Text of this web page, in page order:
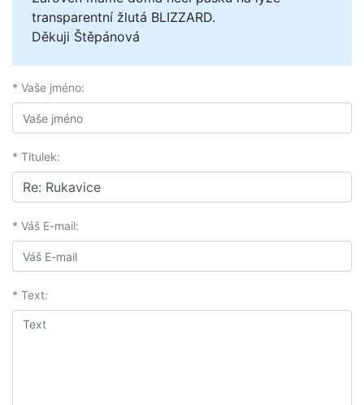
transparentní žlutá BLIZZARD.
Děkuji Štěpánová
* Vaše jméno:
* Titulek:
* Váš E-mail:
* Text: